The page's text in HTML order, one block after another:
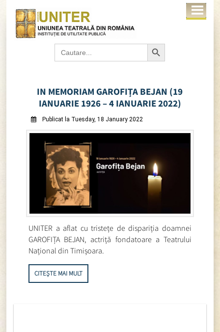
Search
for:
Search Button
IN MEMORIAM GAROFIȚA BEJAN (19
IANUARIE 1926 – 4 IANUARIE 2022)
Publicat la Tuesday, 18 January 2022
UNITER a aflat cu tristețe de dispariția doamnei
GAROFIȚA BEJAN, actriță fondatoare a Teatrului
Național din Timișoara.
CITEȘTE MAI MULT